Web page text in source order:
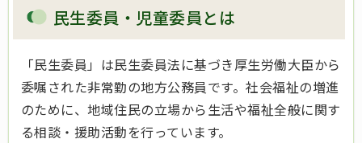
民生委員・児童委員とは
「民生委員」は民生委員法に基づき厚生労働大臣から
委嘱された非常勤の地方公務員です。社会福祉の増進
のために、地域住民の立場から生活や福祉全般に関す
る相談・援助活動を行っています。